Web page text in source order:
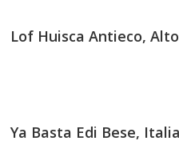
Lof Huisca Antieco,
Ya Basta Edi Bese, Italia